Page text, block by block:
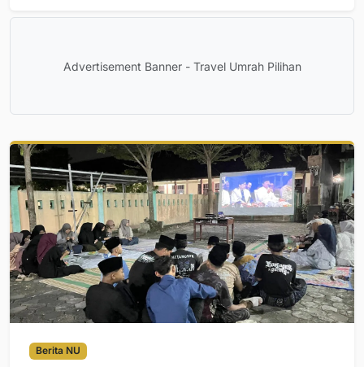
Advertisement Banner - Travel Umrah Pilihan
Berita NU